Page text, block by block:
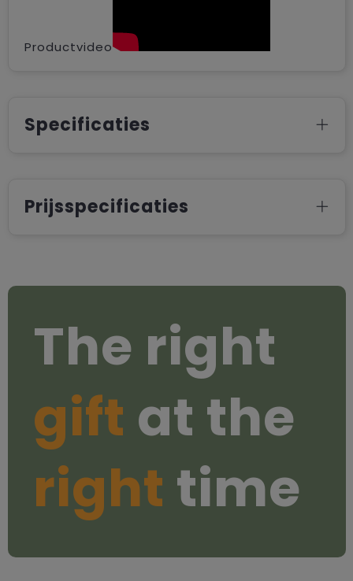
Productvideo
Specificaties
Prijsspecificaties
The right
gift at the
right time